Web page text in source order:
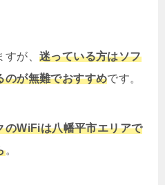
が、 迷っている方はソフ
のが無難でおすすめです。
のWiFiは八幡平市エリアで
。